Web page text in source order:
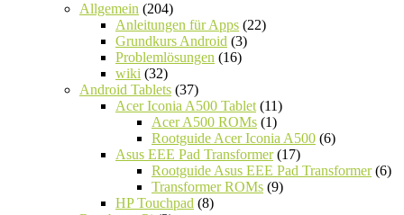
Allgemein (204)
Anleitungen für Apps (22)
Grundkurs Android (3)
Problemlösungen (16)
wiki (32)
Android Tablets (37)
Acer Iconia A500 Tablet (11)
Acer A500 ROMs (1)
Rootguide Acer Iconia A500 (6)
Asus EEE Pad Transformer(17)
Rootguide Asus EEE Pad Transformer(6)
Transformer ROMs (9)
HP Touchpad (8)